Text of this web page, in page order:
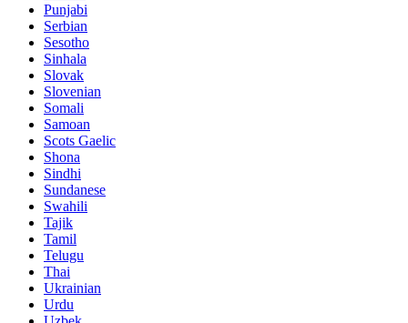
Punjabi
Serbian
Sesotho
Sinhala
Slovak
Slovenian
Somali
Samoan
Scots Gaelic
Shona
Sindhi
Sundanese
Swahili
Tajik
Tamil
Telugu
Thai
Ukrainian
Urdu